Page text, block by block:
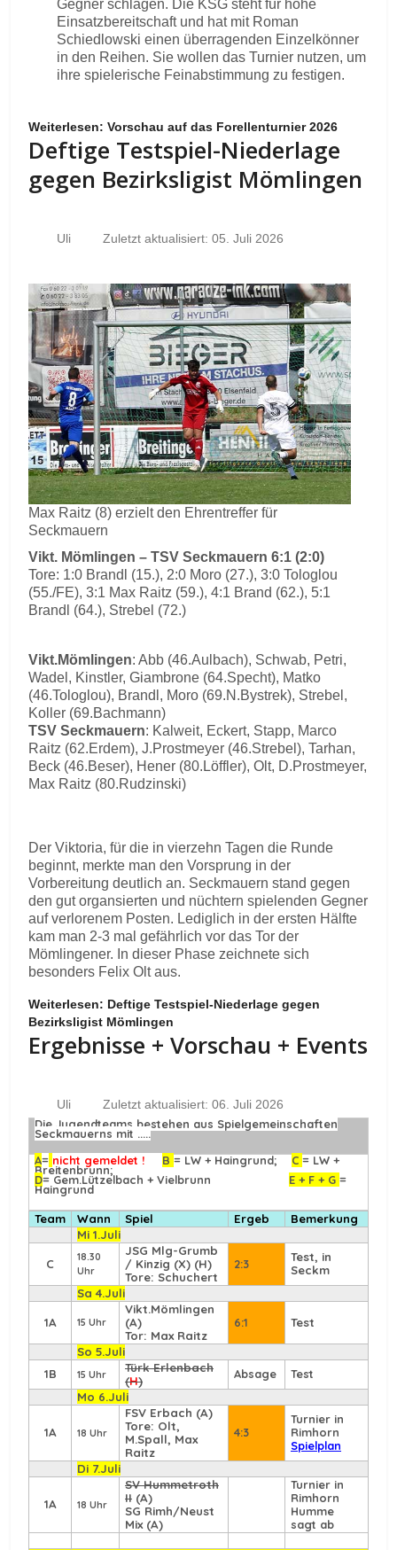
Gegner schlagen. Die KSG steht für hohe
Einsatzbereitschaft und hat mit Roman
Schiedlowski einen überragenden Einzelkönner
in den Reihen. Sie wollen das Turnier nutzen, um
ihre spielerische Feinabstimmung zu festigen.
Weiterlesen: Vorschau auf das Forellenturnier 2026
Deftige Testspiel-Niederlage
gegen Bezirksligist Mömlingen
Uli Zuletzt aktualisiert: 05. Juli 2026
Max Raitz (8) erzielt den Ehrentreffer für
Seckmauern
Vikt. Mömlingen – TSV Seckmauern 6:1 (2:0)
Tore: 1:0 Brandl (15.), 2:0 Moro (27.), 3:0 Tologlou
(55./FE), 3:1 Max Raitz (59.), 4:1 Brand (62.), 5:1
Brandl (64.), Strebel (72.)
Vikt.Mömlingen: Abb (46.Aulbach), Schwab, Petri,
Wadel, Kinstler, Giambrone (64.Specht), Matko
(46.Tologlou), Brandl, Moro (69.N.Bystrek), Strebel,
Koller (69.Bachmann)
TSV Seckmauern: Kalweit, Eckert, Stapp, Marco
Raitz (62.Erdem), J.Prostmeyer (46.Strebel), Tarhan,
Beck (46.Beser), Hener (80.Löffler), Olt, D.Prostmeyer,
Max Raitz (80.Rudzinski)
Der Viktoria, für die in vierzehn Tagen die Runde
beginnt, merkte man den Vorsprung in der
Vorbereitung deutlich an. Seckmauern stand gegen
den gut organsierten und nüchtern spielenden Gegner
auf verlorenem Posten. Lediglich in der ersten Hälfte
kam man 2-3 mal gefährlich vor das Tor der
Mömlingener. In dieser Phase zeichnete sich
besonders Felix Olt aus.
Weiterlesen: Deftige Testspiel-Niederlage gegen
Bezirksligist Mömlingen
Ergebnisse + Vorschau + Events
Uli
Zuletzt aktualisiert: 06. Juli 2026
Die Jugendteams bestehen aus Spielgemeinschaften
Seckmauerns mit .....
A= nicht gemeldet ! B = LW + Haingrund;C = LW +
Breitenbrunn;
D= Gem.Lützelbach + Vielbrunn E + F + G =
Haingrund
Team Wann Spiel Ergeb
Bemerkung
Mi 1.Juli
C
18.30
Uhr
JSG Mlg-Grumb
/ Kinzig (X) (H)
Tore: Schuchert
2:3
Test, in
Seckm
Sa 4.Juli
1A 15 Uhr
Vikt.Mömlingen
(A)
Tor: Max Raitz
6:1 Test
So 5.Juli
1B
15 Uhr
Türk Erlenbach
(H) Absage
Test
Mo 6.Juli
1A 18 Uhr
FSV Erbach (A)
Tore: Olt,
M.Spall, Max
Raitz
4:3
Turnier in
Rimhorn
Spielplan
Di 7.Juli
1A 18 Uhr
SV Hummetroth
II (A)
SG Rimh/Neust
Mix (A)
Turnier in
Rimhorn
Humme
sagt ab